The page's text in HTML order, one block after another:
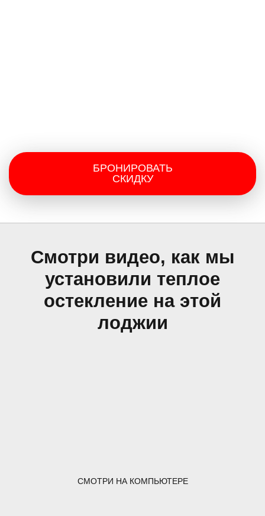
БРОНИРОВАТЬ
СКИДКУ
Смотри видео, как мы
установили теплое
остекление на этой
лоджии
СМОТРИ НА КОМПЬЮТЕРЕ